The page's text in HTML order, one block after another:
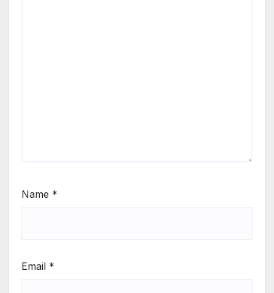
Name *
Email *